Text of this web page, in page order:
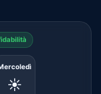
☀️